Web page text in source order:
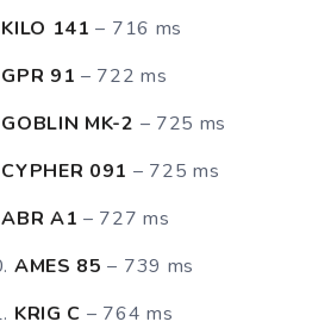
KILO 141 – 716 ms
GPR 91 – 722 ms
GOBLIN MK-2 – 725 ms
CYPHER 091 – 725 ms
ABR A1– 727 ms
AMES 85 – 739 ms
KRIG C – 764 ms